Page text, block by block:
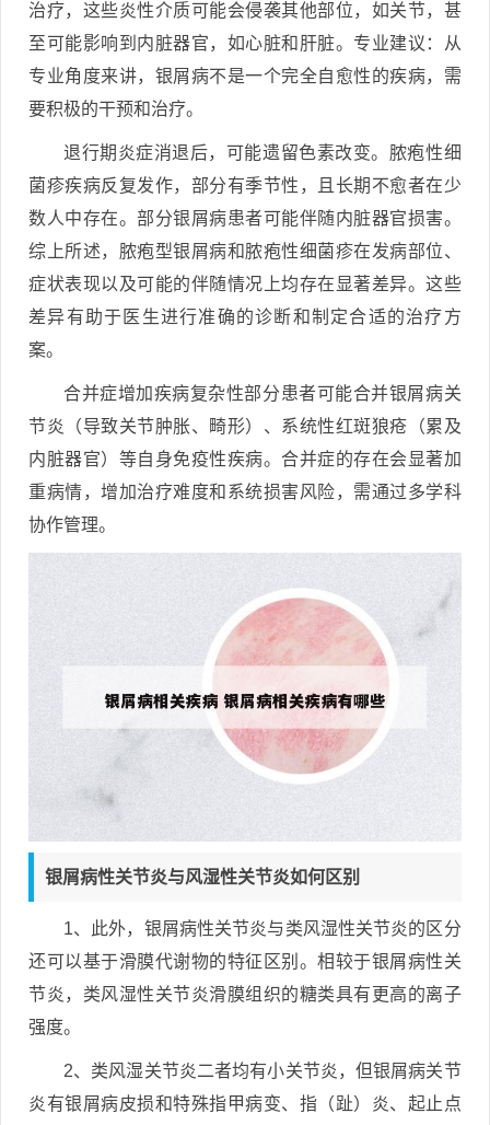
治疗，这些炎性介质可能会侵袭其他部位，如关节，甚
至可能影响到内脏器官，如心脏和肝脏。专业建议：从
专业角度来讲，银屑病不是一个完全自愈性的疾病，需
要积极的干预和治疗。
退行期炎症消退后，可能遗留色素改变。脓疱性细
菌疹疾病反复发作，部分有季节性，且长期不愈者在少
数人中存在。部分银屑病患者可能伴随内脏器官损害。
综上所述，脓疱型银屑病和脓疱性细菌疹在发病部位、
症状表现以及可能的伴随情况上均存在显著差异。这些
差异有助于医生进行准确的诊断和制定合适的治疗方
案。
合并症增加疾病复杂性部分患者可能合并银屑病关
节炎（导致关节肿胀、畸形）、系统性红斑狼疮（累及
内脏器官）等自身免疫性疾病。合并症的存在会显著加
重病情，增加治疗难度和系统损害风险，需通过多学科
协作管理。
银屑病性关节炎与风湿性关节炎如何区别
1、此外，银屑病性关节炎与类风湿性关节炎的区分
还可以基于滑膜代谢物的特征区别。相较于银屑病性关
节炎，类风湿性关节炎滑膜组织的糖类具有更高的离子
强度。
2、类风湿关节炎二者均有小关节炎，但银屑病关节
炎有银屑病皮损和特殊指甲病变、指（趾）炎、起止点